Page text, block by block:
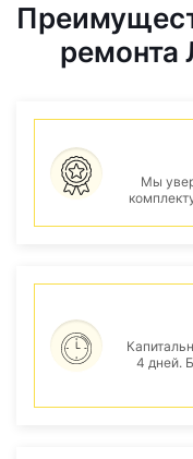
ремонта
Мы
4 дней.